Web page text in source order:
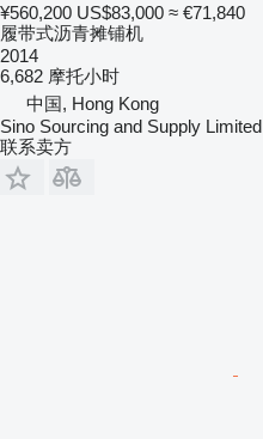
¥560,200 US$83,000 ≈ €71,840
履带式沥青摊铺机
2014
6,682 摩托小时
中国, Hong Kong
Sino Sourcing and Supply Limited
联系卖方